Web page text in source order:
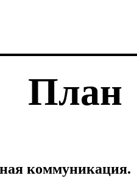
План
коммуникация.